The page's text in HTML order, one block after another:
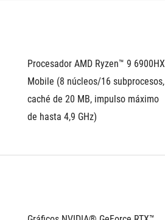
Procesador AMD Ryzen™ 9 6900HX
Mobile (8 núcleos/16 subprocesos,
caché de 20 MB, impulso máximo
de hasta 4,9 GHz)